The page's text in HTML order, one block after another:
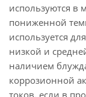
используются в
пониженной
используется
низкой и
наличием
коррозионной
токов, если в